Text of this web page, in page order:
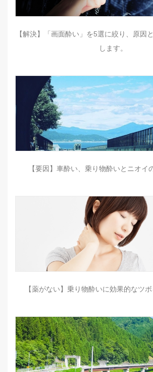
【解決】「画面酔い」を5選に絞り、原因
します。
【要因】車酔い、乗り物酔いとニオイ
【薬がない】乗り物酔いに効果的なツ